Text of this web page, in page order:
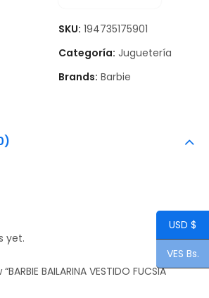
SKU: 194735175901
Categoría: Juguetería
Brands: Barbie
yet.
BAILARINA VESTIDO FUCSIA
USD $
VES Bs.